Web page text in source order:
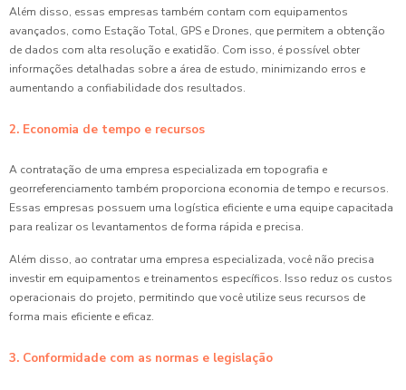
Além disso, essas empresas também contam com equipamentos
avançados, como Estação Total, GPS e Drones, que permitem a obtenção
de dados com alta resolução e exatidão. Com isso, é possível obter
informações detalhadas sobre a área de estudo, minimizando erros e
aumentando a confiabilidade dos resultados.
2. Economia de tempo e recursos
A contratação de uma empresa especializada em topografia e
georreferenciamento também proporciona economia de tempo e recursos.
Essas empresas possuem uma logística eficiente e uma equipe capacitada
para realizar os levantamentos de forma rápida e precisa.
Além disso, ao contratar uma empresa especializada, você não precisa
investir em equipamentos e treinamentos específicos. Isso reduz os custos
operacionais do projeto, permitindo que você utilize seus recursos de
forma mais eficiente e eficaz.
3. Conformidade com as normas e legislação